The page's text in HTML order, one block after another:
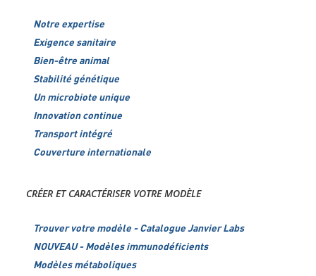
Notre expertise
Exigence sanitaire
Bien-être animal
Stabilité génétique
Un microbiote unique
Innovation continue
Transport intégré
Couverture internationale
CRÉER ET CARACTÉRISER VOTRE MODÈLE
Trouver votre modèle - Catalogue Janvier Labs
NOUVEAU - Modèles immunodéficients
Modèles métaboliques